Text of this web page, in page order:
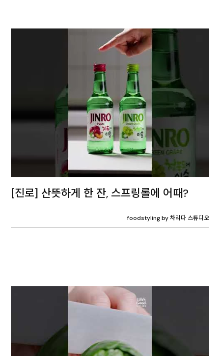
[진로] 산뜻하게 한 잔, 스프링롤에 어때?
foodstyling by 차리다 스튜디오